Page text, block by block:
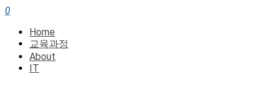
0
Home
교육과정
About
IT